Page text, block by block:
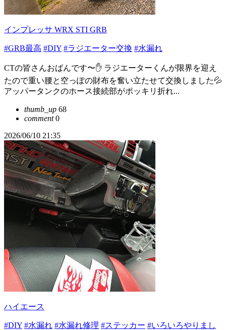
インプレッサ WRX STI GRB
#GRB最高 #DIY #ラジエーター交換 #水漏れ
CTの皆さんおばんです〜✋ ラジエーターくんが限界を迎え
たので重い腰と空っぽの財布を奮い立たせて交換しました💦
アッパータンクのホース接続部がポッキリ折れ...
thumb_up 68
comment0
2026/06/10 21:35
ハイエース
#DIY #水漏れ #水漏れ修理 #ステッカー #いろいろやりまし